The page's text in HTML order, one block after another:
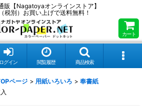
販【Nagatoyaオンラインストア】
税別）お買い上げで送料無料！
カート
ログイン 閲覧履歴 商品検索
ページ > 用紙いろいろ > 奉書紙